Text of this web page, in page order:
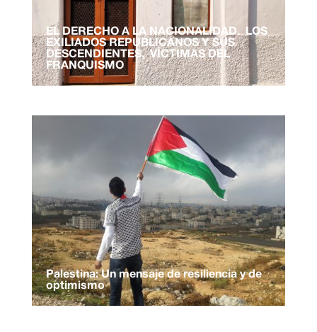
EL DERECHO A LA NACIONALIDAD. LOS
EXILIADOS REPUBLICANOS Y SUS
DESCENDIENTES, VÍCTIMAS DEL
FRANQUISMO
Palestina: Un mensaje de resiliencia y de
optimismo